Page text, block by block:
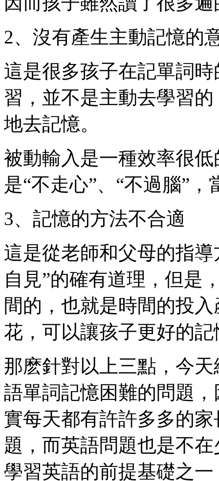
2、沒有產生主動記憶的
這是很多孩子在記單詞
習，並不是主動去學習
地去記憶。
被動輸入是一種效率很
是“不走心”、“不過腦”
3、記憶的方法不合適
這是從老師和父母的指
自見”的確有道理，但是
間的，也就是時間的投
花，可以讓孩子更好的記
那麽針對以上三點，今
語單詞記憶困難的問題
實每天都有許許多多的
題，而英語問題也是不
學習英語的前提基礎之